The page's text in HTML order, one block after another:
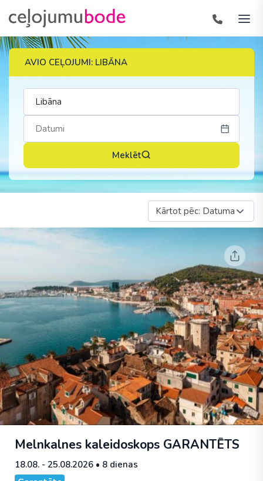
AVIO CEĻOJUMI: LIBĀNA
Meklēt
Kārtot pēc: Datuma
Melnkalnes kaleidoskops GARANTĒTS
18.08. - 25.08.2026 • 8 dienas